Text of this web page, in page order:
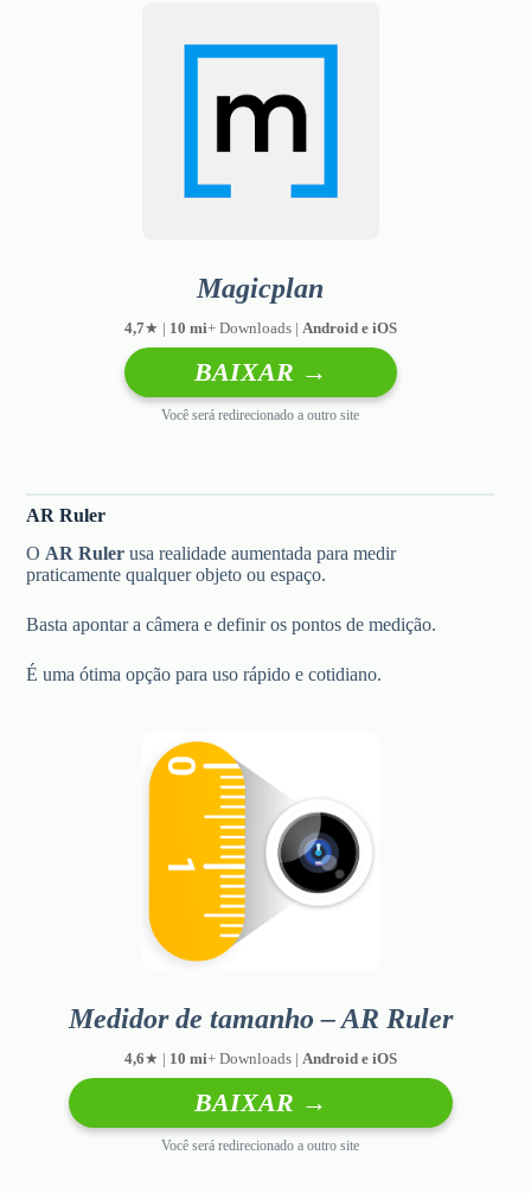
Magicplan
4,7★ | 10 mi+ Downloads | Android e iOS
BAIXAR →
Você será redirecionado a outro site
AR Ruler
O AR Ruler usa realidade aumentada para medir
praticamente qualquer objeto ou espaço.
Basta apontar a câmera e definir os pontos de medição.
É uma ótima opção para uso rápido e cotidiano.
Medidor de tamanho – AR Ruler
4,6★ | 10 mi+ Downloads | Android e iOS
BAIXAR →
Você será redirecionado a outro site